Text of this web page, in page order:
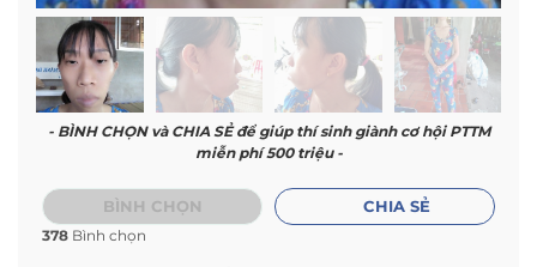
- BÌNH CHỌN và CHIA SẺ để giúp thí sinh giành cơ hội PTTM
miễn phí 500 triệu -
BÌNH CHỌN
378 Bình chọn
CHIA SẺ